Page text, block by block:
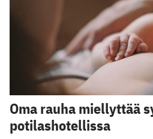
Oma rauha miellyttää
potilashotellissa